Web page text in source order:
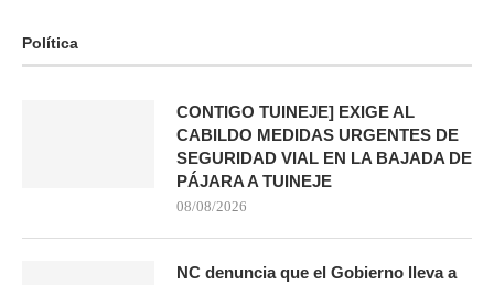
Política
CONTIGO TUINEJE] EXIGE AL
CABILDO MEDIDAS URGENTES DE
SEGURIDAD VIAL EN LA BAJADA DE
PÁJARA A TUINEJE
08/08/2026
NC denuncia que el Gobierno lleva a